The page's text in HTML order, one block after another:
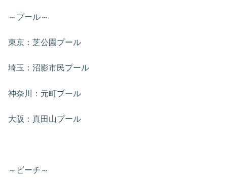
～プール～
東京：芝公園プール
埼玉：沼影市民プール
神奈川：元町プール
大阪：真田山プール
～ビーチ～